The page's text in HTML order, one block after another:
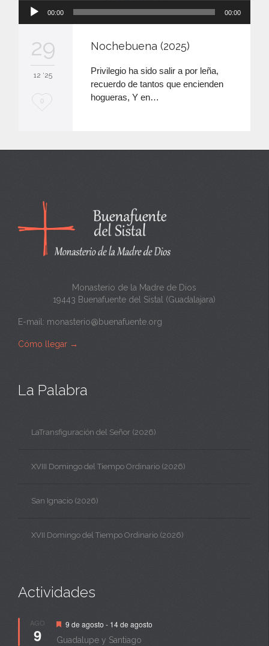
00:00 00:00
29
12 '25
M
a
0
Nochebuena (2025)
Privilegio ha sido salir a por leña,
recuerdo de tantos que encienden
hogueras, Y en…
Monasterio de la Madre de Dios
19443 Buenafuente del Sistal (Guadalajara)
E-mail: monasterio@buenafuente.org
Cómo llegar →
La Palabra
LaTransfiguración del Señor (2026)
XVIII Domingo del Tiempo Ordinario (2026)
San Ignacio (2026)
XVII Domingo del Tiempo Ordinario (2026)
Actividades
AGO
9
Destacado
9 de agosto - 14 de agosto
Guadalupe y Santiago